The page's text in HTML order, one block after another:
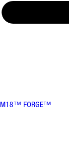
M18™ FORGE™